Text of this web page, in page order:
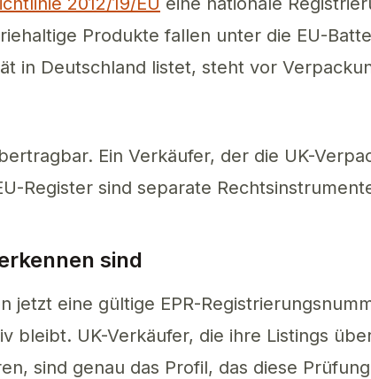
Produkte fallen unter die EU-
in Deutschland listet, steht vor
Ein Verkäufer, der die UK-
Register sind separate
sind
jetzt eine gültige EPR-
bleibt. UK-Verkäufer, die ihre Listings
sind genau das Profil, das diese